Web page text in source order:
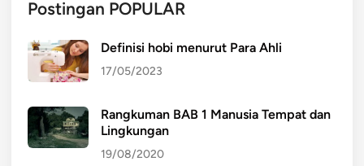
Postingan POPULAR
Definisi hobi menurut Para Ahli
17/05/2023
Rangkuman BAB 1 Manusia Tempat dan
Lingkungan
19/08/2020